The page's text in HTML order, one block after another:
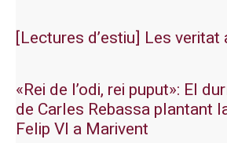
[Lectures d’estiu] Les veritat
«Rei de l’odi, rei puput»: El
de Carles Rebassa plantant
Felip VI a Marivent